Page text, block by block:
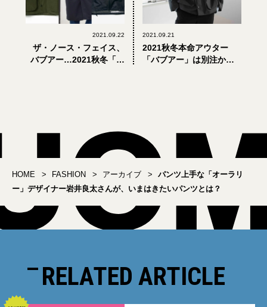
2021.09.22
ザ・ノース・フェイス、
バブアー…2021秋冬「狙
2021.09.21
2021秋冬本命アウター
「バブアー」は別注から
HOME FASHION アーカイブ
パンツ上手な「オーラリ
ー」デザイナー岩井良太さんが、いまはきたいパンツとは？
RELATED ARTICLE